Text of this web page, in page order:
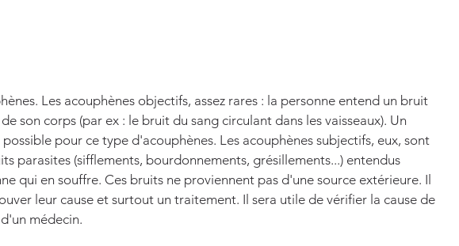
Les acouphènes objectifs, assez rares : la personne entend un bruit
son corps (par ex : le bruit du sang circulant dans les vaisseaux). Un
pour ce type d'acouphènes. Les acouphènes subjectifs, eux, sont
parasites (sifflements, bourdonnements, grésillements...) entendus
qui en souffre. Ces bruits ne proviennent pas d'une source extérieure. Il
leur cause et surtout un traitement. Il sera utile de vérifier la cause de
médecin.